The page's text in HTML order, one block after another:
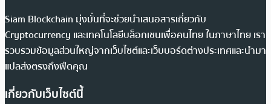
Siam Blockchain มุ่งมั่นที่จะช่วยนำเสนอสารเกี่ยวกับ
Cryptocurrency และเทคโนโลยีบล็อกเชนเพื่อคนไทย ในภาษาไทย เรา
รวบรวมข้อมูลส่วนใหญ่จากเว็บไซต์และเว็บบอร์ดต่างประเทศและนำมา
แปลส่งตรงถึงฟีดคุณ
เกี่ยวกับเว็บไซต์นี้